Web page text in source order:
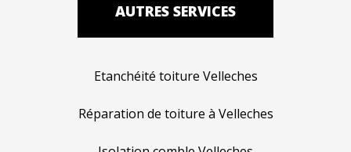
AUTRES SERVICES
Etanchéité toiture Velleches
Réparation de toiture à Velleches